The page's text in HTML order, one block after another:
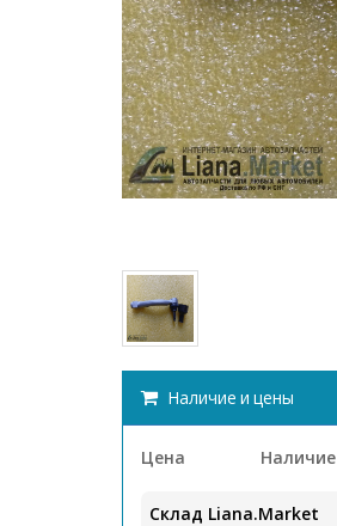
Наличие и цены
Цена Наличие
Склад Liana.Market